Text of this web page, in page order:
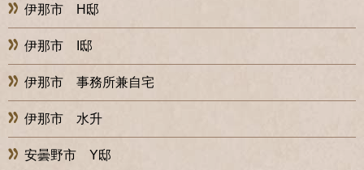
伊那市 H邸
伊那市 I邸
伊那市 事務所兼自宅
伊那市 水升
安曇野市 Y邸